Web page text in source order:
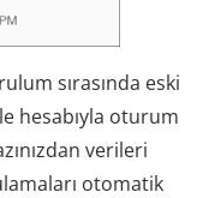
sırasında eski
hesabıyla oturum
verileri
otomatik